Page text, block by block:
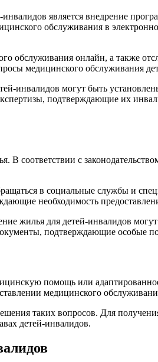
является внедрение
обслуживания в
обслуживания онлайн, а также
медицинского обслуживания
инвалидов могут быть
подтверждающие их
В соответствии с
в социальные службы и
необходимость
жилья для детей-инвалидов
подтверждающие особые
помощь или
медицинского
таких вопросов. Для
детей-инвалидов.